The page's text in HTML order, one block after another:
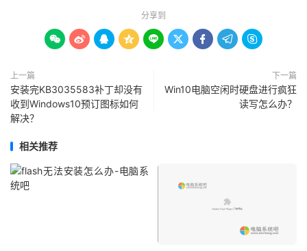
分享到
        
上一篇
安装完KB3035583补丁却没有
收到Windows10预订图标如何
解决？
下一篇
Win10电脑空闲时硬盘进行疯狂
读写怎么办？
相关推荐